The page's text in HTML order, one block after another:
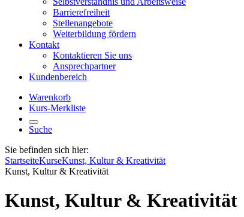
Barrierefreiheit
Stellenangebote
Weiterbildung fördern
Kontakt
Kontaktieren Sie uns
Ansprechpartner
Kundenbereich
Warenkorb
Kurs-Merkliste
Suche
Sie befinden sich hier:
StartseiteKurseKunst, Kultur & Kreativität
Kunst, Kultur & Kreativität
Kunst, Kultur & Kreativität